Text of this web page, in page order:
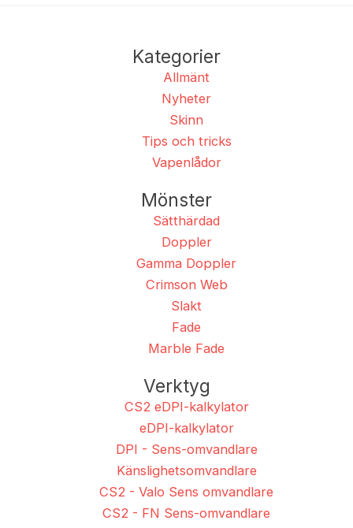
Kategorier
Allmänt
Nyheter
Skinn
Tips och tricks
Vapenlådor
Mönster
Sätthärdad
Doppler
Gamma Doppler
Crimson Web
Slakt
Fade
Marble Fade
Verktyg
CS2 eDPI-kalkylator
eDPI-kalkylator
DPI - Sens-omvandlare
Känslighetsomvandlare
CS2 - Valo Sens omvandlare
CS2 - FN Sens-omvandlare